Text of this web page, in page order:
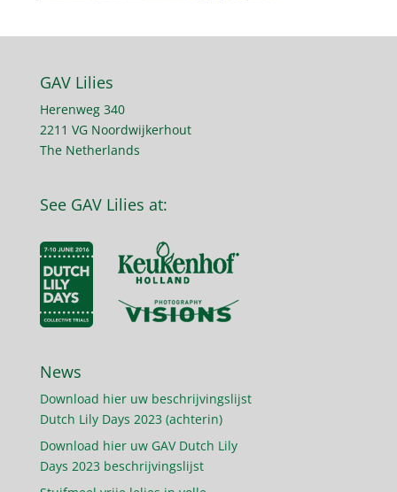
GAV Lilies
Herenweg 340
2211 VG Noordwijkerhout
The Netherlands
See GAV Lilies at:
News
Download hier uw beschrijvingslijst
Dutch Lily Days 2023 (achterin)
Download hier uw GAV Dutch Lily
Days 2023 beschrijvingslijst